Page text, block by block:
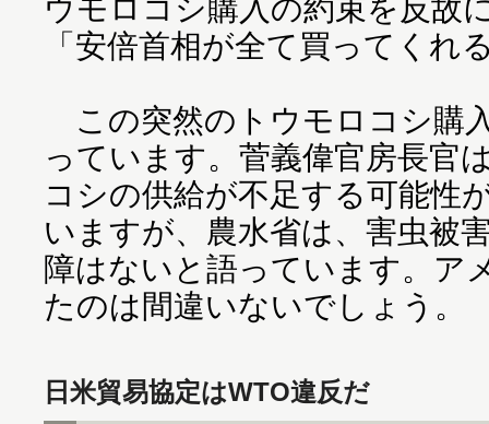
ウモロコシ購入の約束を反故
「安倍首相が全て買ってくれ
この突然のトウモロコシ購
っています。菅義偉官房長官
コシの供給が不足する可能性
いますが、農水省は、害虫被
障はないと語っています。ア
たのは間違いないでしょう。
日米貿易協定はWTO違反だ